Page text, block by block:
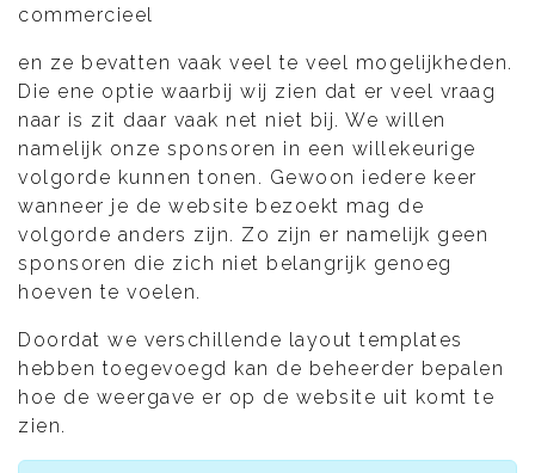
commercieel
en ze bevatten vaak veel te veel mogelijkheden.
Die ene optie waarbij wij zien dat er veel vraag
naar is zit daar vaak net niet bij. We willen
namelijk onze sponsoren in een willekeurige
volgorde kunnen tonen. Gewoon iedere keer
wanneer je de website bezoekt mag de
volgorde anders zijn. Zo zijn er namelijk geen
sponsoren die zich niet belangrijk genoeg
hoeven te voelen.
Doordat we verschillende layout templates
hebben toegevoegd kan de beheerder bepalen
hoe de weergave er op de website uit komt te
zien.